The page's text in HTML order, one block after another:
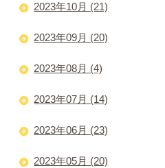
2023年10月 (21)
2023年09月 (20)
2023年08月 (4)
2023年07月 (14)
2023年06月 (23)
2023年05月 (20)